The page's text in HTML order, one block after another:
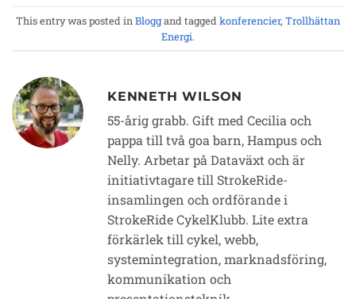
This entry was posted in Bloggand tagged konferencier, Trollhättan
Energi.
KENNETH WILSON
55-årig grabb. Gift med Cecilia och
pappa till två goa barn, Hampus och
Nelly. Arbetar på Dataväxt och är
initiativtagare till StrokeRide-
insamlingen och ordförande i
StrokeRide CykelKlubb. Lite extra
förkärlek till cykel, webb,
systemintegration, marknadsföring,
kommunikation och